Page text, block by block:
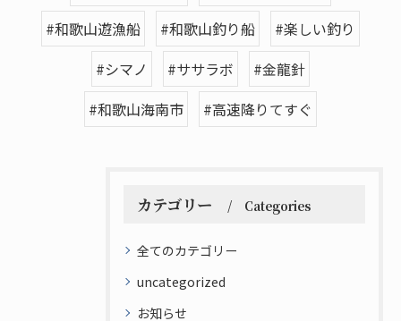
#和歌山遊漁船
#和歌山釣り船
#楽しい釣り
#シマノ
#ササラボ
#金龍針
#和歌山海南市
#高速降りてすぐ
カテゴリー Categories
全てのカテゴリー
uncategorized
お知らせ